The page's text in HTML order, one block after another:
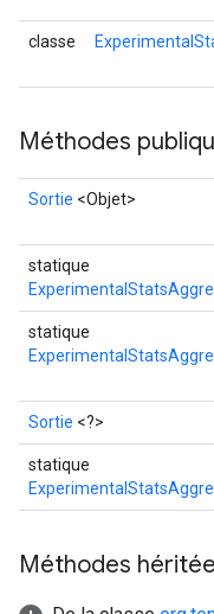
classe
Méthodes
Sortie <Objet>
statique
statique
Sortie <?>
statique
Méthodes